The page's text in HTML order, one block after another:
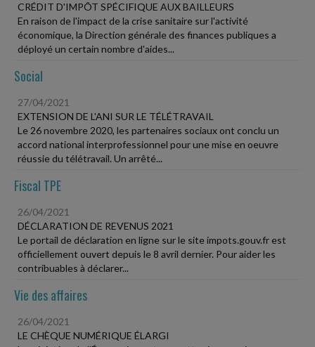
CRÉDIT D'IMPÔT SPÉCIFIQUE AUX BAILLEURS
En raison de l'impact de la crise sanitaire sur l'activité
économique, la Direction générale des finances publiques a
déployé un certain nombre d'aides...
Social
27/04/2021
EXTENSION DE L'ANI SUR LE TÉLÉTRAVAIL
Le 26 novembre 2020, les partenaires sociaux ont conclu un
accord national interprofessionnel pour une mise en oeuvre
réussie du télétravail. Un arrêté...
Fiscal TPE
26/04/2021
DÉCLARATION DE REVENUS 2021
Le portail de déclaration en ligne sur le site impots.gouv.fr est
officiellement ouvert depuis le 8 avril dernier. Pour aider les
contribuables à déclarer...
Vie des affaires
26/04/2021
LE CHÈQUE NUMÉRIQUE ÉLARGI